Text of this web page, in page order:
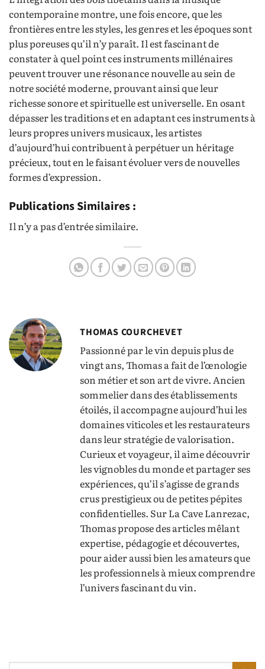
contemporaine montre, une fois encore, que les
frontières entre les styles, les genres et les époques sont
plus poreuses qu’il n’y paraît. Il est fascinant de
constater à quel point ces instruments millénaires
peuvent trouver une résonance nouvelle au sein de
notre société moderne, prouvant ainsi que leur
richesse sonore et spirituelle est universelle. En osant
dépasser les traditions et en adaptant ces instruments à
leurs propres univers musicaux, les artistes
d’aujourd’hui contribuent à perpétuer un héritage
précieux, tout en le faisant évoluer vers de nouvelles
formes d’expression.
Publications Similaires :
Il n’y a pas d’entrée similaire.
THOMAS COURCHEVET
Passionné par le vin depuis plus de
vingt ans, Thomas a fait de l’œnologie
son métier et son art de vivre. Ancien
sommelier dans des établissements
étoilés, il accompagne aujourd’hui les
domaines viticoles et les restaurateurs
dans leur stratégie de valorisation.
Curieux et voyageur, il aime découvrir
les vignobles du monde et partager ses
expériences, qu’il s’agisse de grands
crus prestigieux ou de petites pépites
confidentielles. Sur La Cave Lanrezac,
Thomas propose des articles mêlant
expertise, pédagogie et découvertes,
pour aider aussi bien les amateurs que
les professionnels à mieux comprendre
l’univers fascinant du vin.